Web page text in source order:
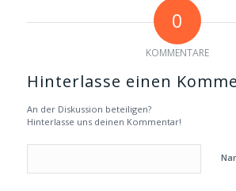
0
KOMMENTARE
Hinterlasse einen
An der Diskussion beteiligen?
Hinterlasse uns deinen Kommentar!